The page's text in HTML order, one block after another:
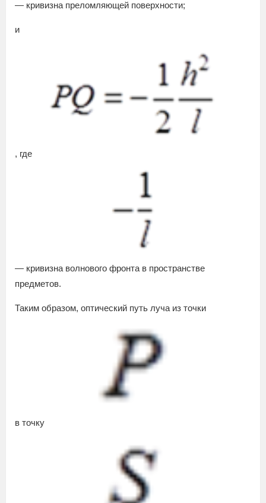
— кривизна преломляющей поверхности;
и
, где
— кривизна волнового фронта в пространстве
предметов.
Таким образом, оптический путь луча из точки
в точку